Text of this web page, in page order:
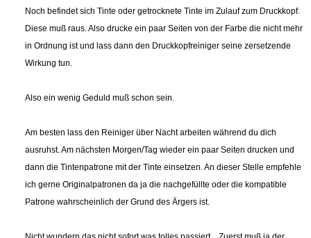
Noch befindet sich Tinte oder getrocknete Tinte im Zulauf zum Druckkopf.
Diese muß raus. Also drucke ein paar Seiten von der Farbe die nicht mehr
in Ordnung ist und lass dann den Druckkopfreiniger seine zersetzende
Wirkung tun.
Also ein wenig Geduld muß schon sein.
Am besten lass den Reiniger über Nacht arbeiten während du dich
ausruhst. Am nächsten Morgen/Tag wieder ein paar Seiten drucken und
dann die Tintenpatrone mit der Tinte einsetzen. An dieser Stelle empfehle
ich gerne Originalpatronen da ja die nachgefüllte oder die kompatible
Patrone wahrscheinlich der Grund des Ärgers ist.